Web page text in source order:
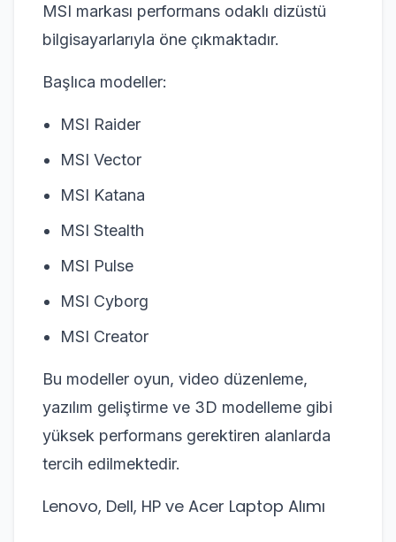
MSI markası performans odaklı dizüstü
bilgisayarlarıyla öne çıkmaktadır.
Başlıca modeller:
MSI Raider
MSI Vector
MSI Katana
MSI Stealth
MSI Pulse
MSI Cyborg
MSI Creator
Bu modeller oyun, video düzenleme,
yazılım geliştirme ve 3D modelleme gibi
yüksek performans gerektiren alanlarda
tercih edilmektedir.
Lenovo, Dell, HP ve Acer Laptop Alımı